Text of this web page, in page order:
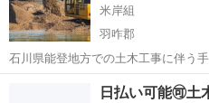
米岸組
羽咋郡
石川県能登地方での土木工事に伴う手元
備。 オペレーター17000 ダンプ兼手元作業15000 前借りなども対応し
ております。 詳細はお問い合わ
羽咋郡 その他
日払い可能🉑土